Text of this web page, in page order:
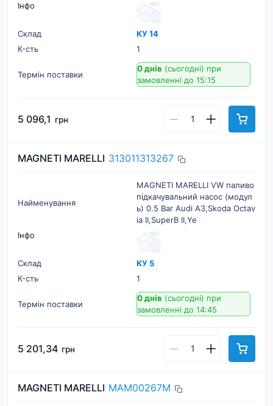
Інфо
Склад
КУ 14
К-cть
1
Термін поставки
0 днів (сьогодні) при
замовленні до 15:15
5 096,1 грн
MAGNETI MARELLI 313011313267
Найменування
MAGNETI MARELLI VW паливо
підкачувальний насос (модул
ь) 0.5 Bar Audi A3,Skoda Octav
ia II,SuperB II,Ye
Інфо
Склад
КУ 5
К-cть
1
Термін поставки
0 днів (сьогодні) при
замовленні до 14:45
5 201,34 грн
MAGNETI MARELLI MAM00267M